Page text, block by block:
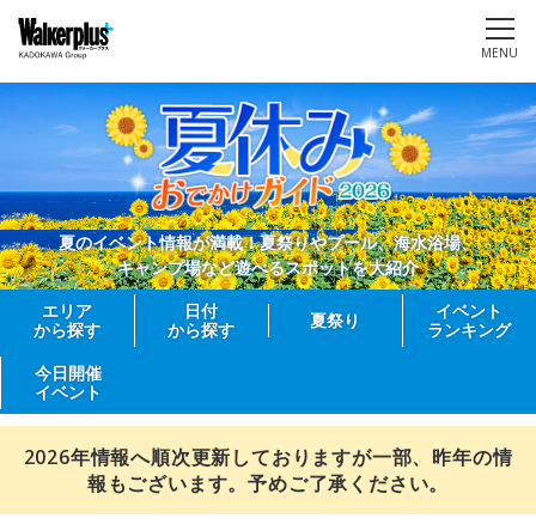
MENU
夏のイベント情報が満載！夏祭りやプール、海水浴場、
キャンプ場など遊べるスポットを大紹介
エリア
から探す
日付
から探す
夏祭り
イベント
ランキング
今日開催
イベント
2026年情報へ順次更新しておりますが一部、昨年の情
報もございます。予めご了承ください。